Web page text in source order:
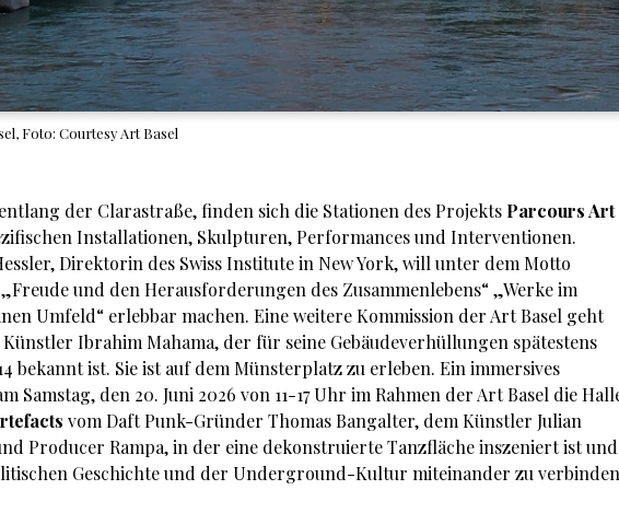
Foto: Courtesy Art Basel
der Clarastraße, finden sich die Stationen des Projekts Parcours Art
Installationen, Skulpturen, Performances und Interventionen.
Direktorin des Swiss Institute in New York, will unter dem Motto
und den Herausforderungen des Zusammenlebens“ „Werke im
Umfeld“ erlebbar machen. Eine weitere Kommission der Art Basel geht
Ibrahim Mahama, der für seine Gebäudeverhüllungen spätestens
bekannt ist. Sie ist auf dem Münsterplatz zu erleben. Ein immersives
Samstag, den 20. Juni 2026 von 11-17 Uhr im Rahmen der Art Basel die
vom Daft Punk-Gründer Thomas Bangalter, dem Künstler Julian
Producer Rampa, in der eine dekonstruierte Tanzfläche inszeniert ist und
Geschichte und der Underground-Kultur miteinander zu verbinden